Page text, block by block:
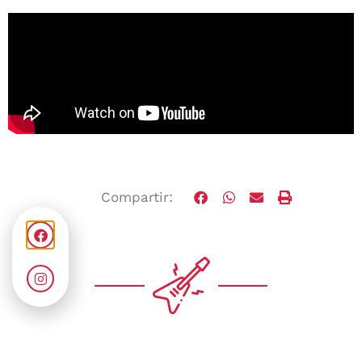
Compartir: